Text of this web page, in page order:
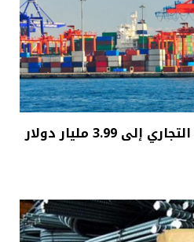
مصر تقلص عجز الميزان التجاري إلى 3.99 مليار دولار